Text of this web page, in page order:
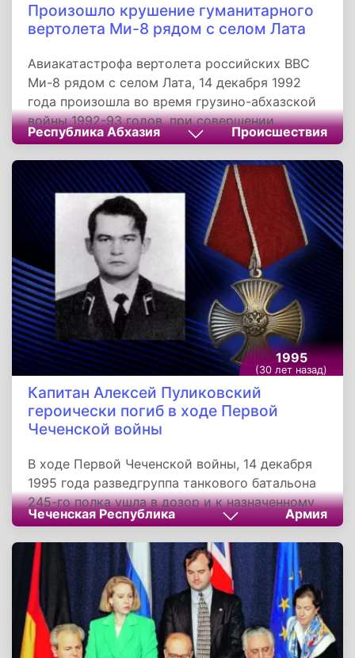
Произошло крушение гуманитарного
вертолета Ми-8 рядом с селом Лата
Авиакатастрофа вертолета российских ВВС
Ми-8 рядом с селом Лата, 14 декабря 1992
года произошла во время грузино-абхазской
войны 1992-93 годов, при совершении
гуманитарного рейса из осажденного
абхазского города Ткварчели в Гудауту.
Вертолет был сбит грузинскими военными,
выстрелившими ракетой из ПЗРК «Стрела-2».
Погибли все находящиеся в вертолёте: по
сообщениям разных СМИ от 81 до 87 человек,
многие из которых были эвакуировавшимися
из осаждённого города женщинами, из
которых 8 были беременны, и 35 детьми. Это
происшествие часто называют латской
трагедией. Погибшие захоронены в Гудауте.
Республика Абхазия Происшествия
1995
(30 лет назад)
Капитан Алексей Пуликовский
героически погиб в ходе Первой
Чеченской войны
В ходе Первой Чеченской войны, 14 декабря
1995 года разведгруппа танкового батальона
245-го полка ушла в дозор и к назначенному
времени не вернулась. Командование приняло
решение провести поисковую операцию,
возглавил которую заместитель командира
полка Алексей Пуликовский. Выдвинувшись в
заданный квадрат поисковый отряд попал в
засаду, организованную чеченскими
боевиками. Несмотря на неожиданность
нападения Алексей грамотно и оперативно
Чеченская Республика Армия